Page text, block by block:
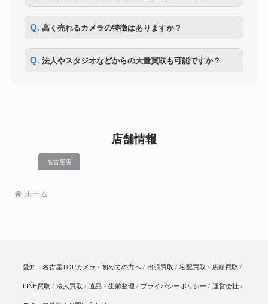
Q. 高く売れるカメラの特徴はありますか？
Q. 法人やスタジオなどからの大量買取も可能ですか？
店舗情報
名古屋店
ホーム
愛知・名古屋TOPカメラ 初めての方へ 出張買取 宅配買取 店頭買取
LINE買取 法人買取 遺品・生前整理 プライバシーポリシー 運営会社